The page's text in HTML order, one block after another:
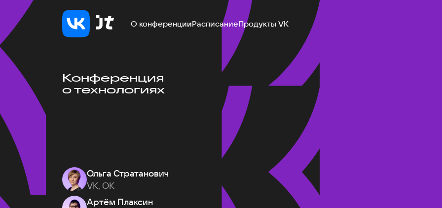
О конференцииРасписаниеПродукты VK
Конференция
о технологиях
Ольга Стратанович
VK, ОК
Артём Плаксин